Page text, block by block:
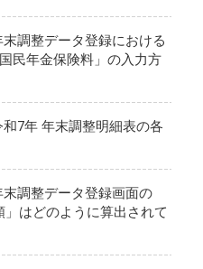
末調整データ登録における
民年金保険料」の入力方
和7年 年末調整明細表の各
末調整データ登録画面の
」はどのように算出されて